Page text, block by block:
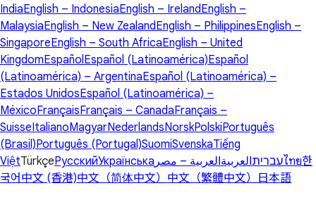
IndiaEnglish – IndonesiaEnglish – IrelandEnglish –
MalaysiaEnglish – New ZealandEnglish – PhilippinesEnglish –
SingaporeEnglish – South AfricaEnglish – United
KingdomEspañol Español (Latinoamérica)Español
(Latinoamérica) – ArgentinaEspañol (Latinoamérica) –
Estados UnidosEspañol (Latinoamérica) –
MéxicoFrançaisFrançais – CanadaFrançais –
SuisseItalianoMagyarNederlandsNorskPolskiPortuguês
(Brasil)Português (Portugal)SuomiSvenskaTiếng
ViệtTürkçeРусскийУкраїнська עבריתالعربيةالعربية – مصر ไทย한
국어 中文 (香港)中文（简体中文） 中文（繁體中文） 日本語